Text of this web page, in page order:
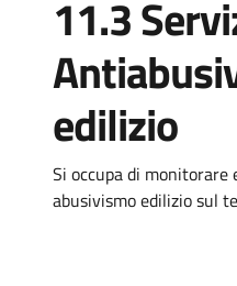
11.3
edilizio
Si occupa di
abusivismo edilizio sul